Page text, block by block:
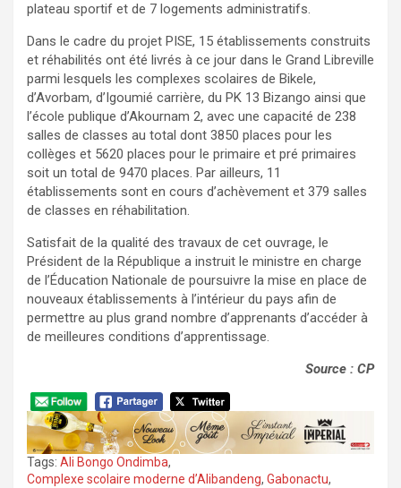
plateau sportif et de 7 logements administratifs.
Dans le cadre du projet PISE, 15 établissements construits
et réhabilités ont été livrés à ce jour dans le Grand Libreville
parmi lesquels les complexes scolaires de Bikele,
d’Avorbam, d’Igoumié carrière, du PK 13 Bizango ainsi que
l’école publique d’Akournam 2, avec une capacité de 238
salles de classes au total dont 3850 places pour les
collèges et 5620 places pour le primaire et pré primaires
soit un total de 9470 places. Par ailleurs, 11
établissements sont en cours d’achèvement et 379 salles
de classes en réhabilitation.
Satisfait de la qualité des travaux de cet ouvrage, le
Président de la République a instruit le ministre en charge
de l’Éducation Nationale de poursuivre la mise en place de
nouveaux établissements à l’intérieur du pays afin de
permettre au plus grand nombre d’apprenants d’accéder à
de meilleures conditions d’apprentissage.
Source : CP
Tags: Ali Bongo Ondimba,
Complexe scolaire moderne d’Alibandeng, Gabonactu,